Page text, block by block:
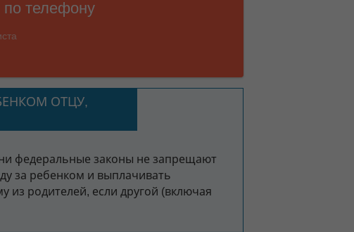
ОТЦУ,
федеральные законы не запрещают
за ребенком и выплачивать
из родителей, если другой (включая